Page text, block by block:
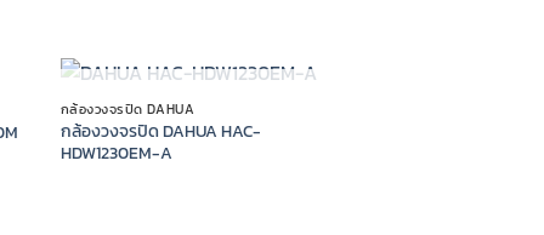
OUT OF STOCK
กล้องวงจรปิด DAHUA
กล้องวงจรปิด DAHUA HAC-
HDW1230EM-A